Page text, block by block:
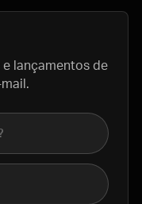
lançamentos de